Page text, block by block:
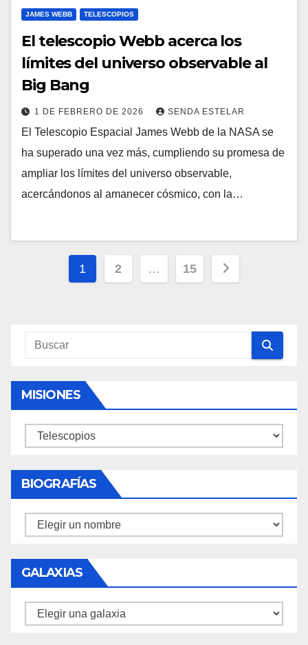
JAMES WEBB TELESCOPIOS
El telescopio Webb acerca los
límites del universo observable al
Big Bang
1 DE FEBRERO DE 2026 SENDA ESTELAR
El Telescopio Espacial James Webb de la NASA se
ha superado una vez más, cumpliendo su promesa de
ampliar los límites del universo observable,
acercándonos al amanecer cósmico, con la…
Paginación
1 2 … 15
MISIONES
Misiones
BIOGRAFÍAS
Biografías
GALAXIAS
Galaxias